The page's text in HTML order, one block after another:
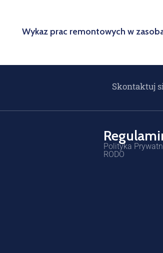
Wykaz prac remontowych w
Skontaktuj
Polityka
RODO